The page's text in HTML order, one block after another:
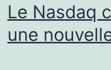
Le Nasdaq
une